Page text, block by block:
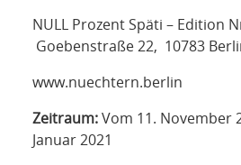
NULL Prozent Späti – Edition
Goebenstraße 22, 10783
www.nuechtern.berlin
Zeitraum:Vom 11. November
Januar 2021